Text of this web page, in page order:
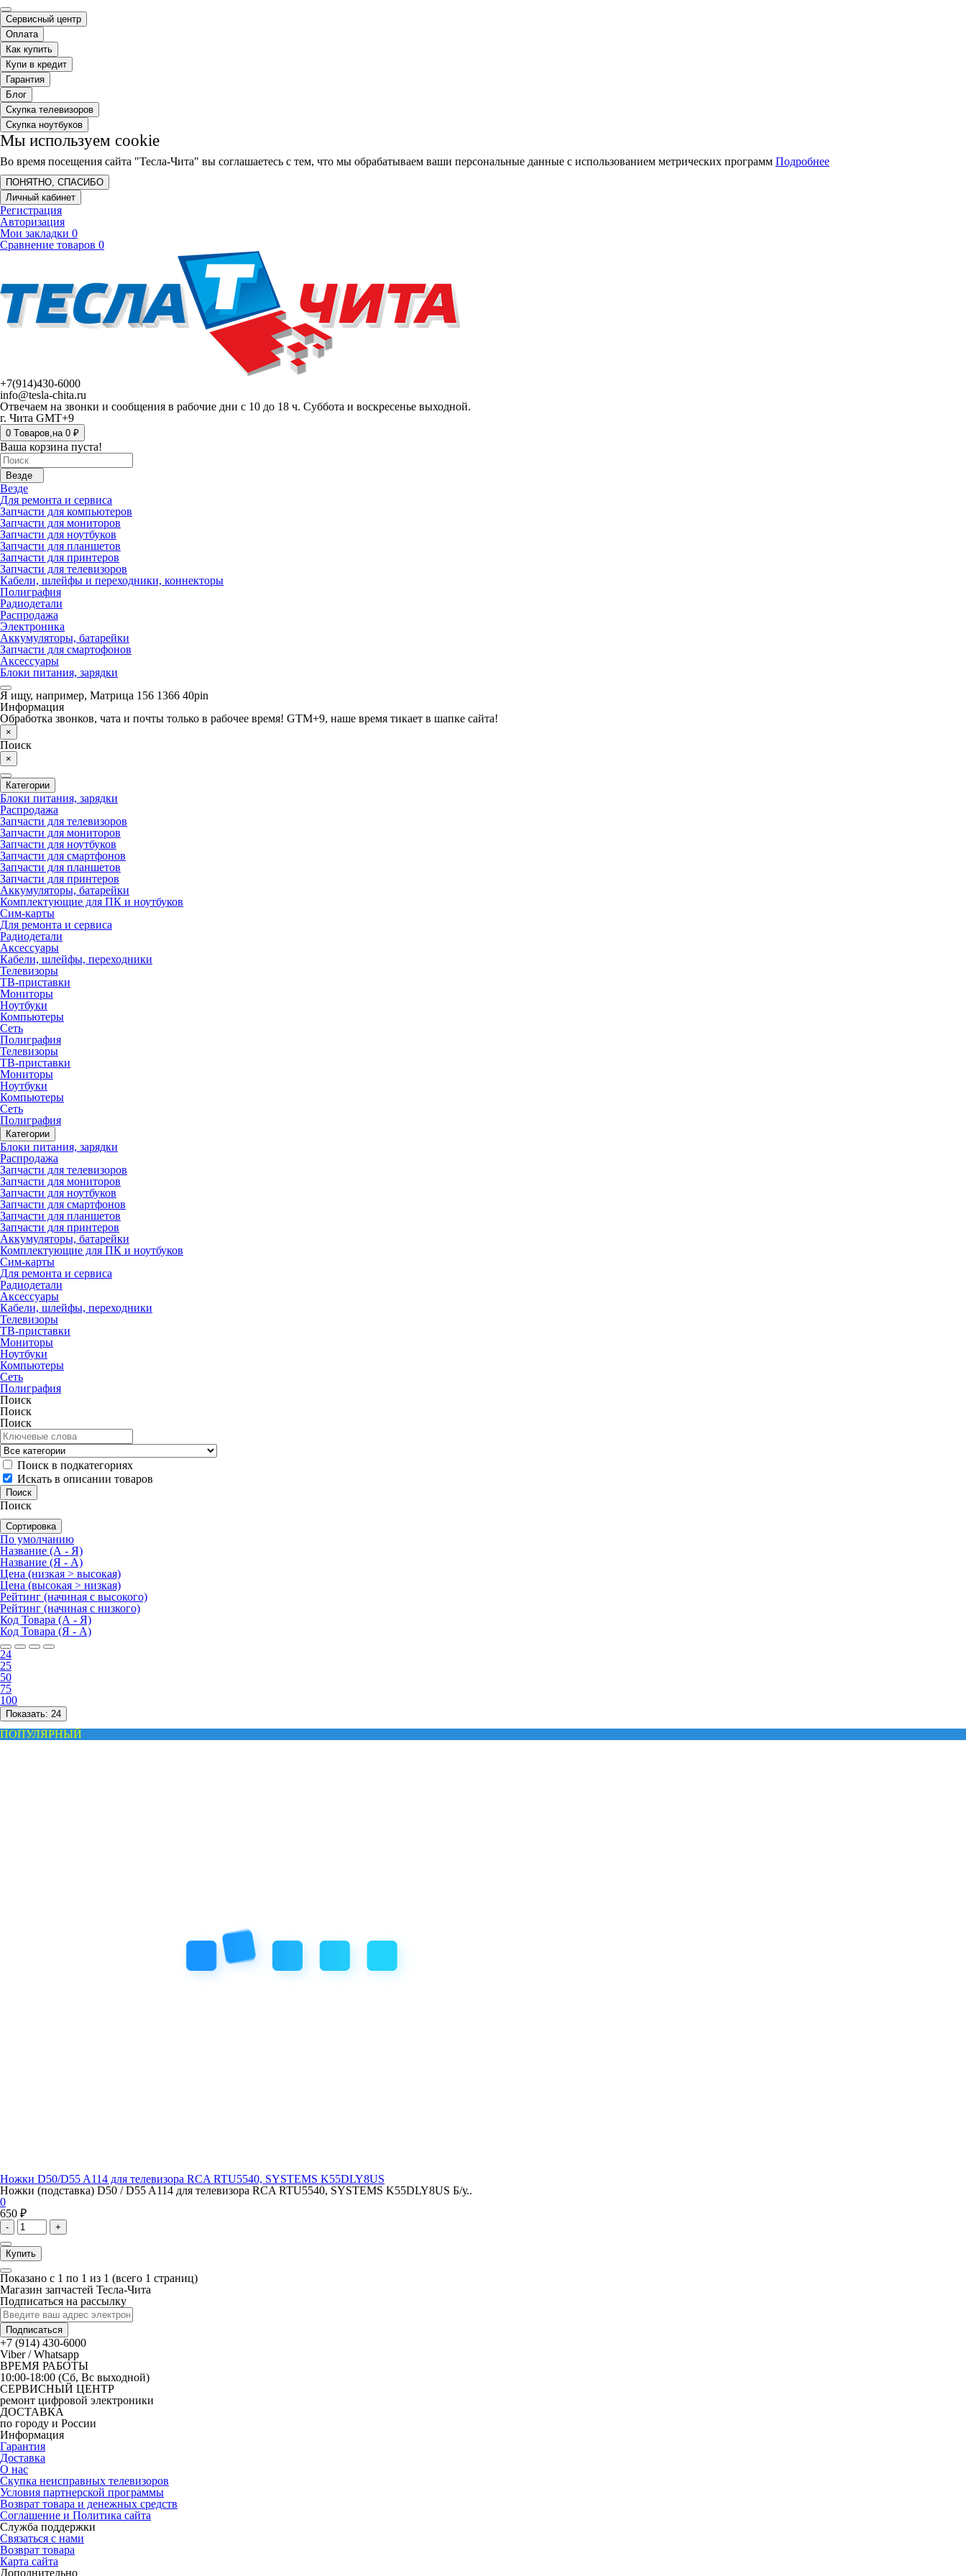
Сервисный центр
Оплата
Как купить
Купи в кредит
Гарантия
Блог
Скупка телевизоров
Скупка ноутбуков
Мы используем cookie
Во время посещения сайта "Тесла-Чита" вы соглашаетесь с тем, что мы обрабатываем ваши персональные данные с использованием метрических программ Подробнее
ПОНЯТНО, СПАСИБО
Личный кабинет
Регистрация
Авторизация
Мои закладки 0
Сравнение товаров 0
+7(914)430-6000
info@tesla-chita.ru
Отвечаем на звонки и сообщения в рабочие дни с 10 до 18 ч. Суббота и воскресенье выходной.
г. Чита GMT+9
0 Tоваров,на 0 ₽
Ваша корзина пуста!
Везде
Везде
Для ремонта и сервиса
Запчасти для компьютеров
Запчасти для мониторов
Запчасти для ноутбуков
Запчасти для планшетов
Запчасти для принтеров
Запчасти для телевизоров
Кабели, шлейфы и переходники, коннекторы
Полиграфия
Радиодетали
Распродажа
Электроника
Аккумуляторы, батарейки
Запчасти для смартофонов
Аксессуары
Блоки питания, зарядки
Я ищу, например, Матрица 156 1366 40pin
Информация
Обработка звонков, чата и почты только в рабочее время! GTM+9, наше время тикает в шапке сайта!
×
Поиск
×
Категории
Блоки питания, зарядки
Распродажа
Запчасти для телевизоров
Запчасти для мониторов
Запчасти для ноутбуков
Запчасти для смартфонов
Запчасти для планшетов
Запчасти для принтеров
Аккумуляторы, батарейки
Комплектующие для ПК и ноутбуков
Сим-карты
Для ремонта и сервиса
Радиодетали
Аксессуары
Кабели, шлейфы, переходники
Телевизоры
ТВ-приставки
Мониторы
Ноутбуки
Компьютеры
Сеть
Полиграфия
Телевизоры
ТВ-приставки
Мониторы
Ноутбуки
Компьютеры
Сеть
Полиграфия
Категории
Блоки питания, зарядки
Распродажа
Запчасти для телевизоров
Запчасти для мониторов
Запчасти для ноутбуков
Запчасти для смартфонов
Запчасти для планшетов
Запчасти для принтеров
Аккумуляторы, батарейки
Комплектующие для ПК и ноутбуков
Сим-карты
Для ремонта и сервиса
Радиодетали
Аксессуары
Кабели, шлейфы, переходники
Телевизоры
ТВ-приставки
Мониторы
Ноутбуки
Компьютеры
Сеть
Полиграфия
Поиск
Поиск
Поиск
Поиск в подкатегориях
Искать в описании товаров
Поиск
Сортировка
По умолчанию
Название (А - Я)
Название (Я - А)
Цена (низкая > высокая)
Цена (высокая > низкая)
Рейтинг (начиная с высокого)
Рейтинг (начиная с низкого)
Код Товара (А - Я)
Код Товара (Я - А)
24
25
50
75
100
Показать: 24
ПОПУЛЯРНЫЙ
Ножки D50/D55 A114 для телевизора RCA RTU5540, SYSTEMS K55DLY8US
Ножки (подставка) D50 / D55 A114 для телевизора RCA RTU5540, SYSTEMS K55DLY8US Б/у..
0
650 ₽
- +
Купить
Показано с 1 по 1 из 1 (всего 1 страниц)
Магазин запчастей Тесла-Чита
Подписаться на рассылку
Подписаться
+7 (914) 430-6000
Viber / Whatsapp
ВРЕМЯ РАБОТЫ
10:00-18:00 (Сб, Вс выходной)
СЕРВИСНЫЙ ЦЕНТР
ремонт цифровой электроники
ДОСТАВКА
по городу и России
Информация
Гарантия
Доставка
О нас
Скупка неисправных телевизоров
Условия партнерской программы
Возврат товара и денежных средств
Соглашение и Политика сайта
Служба поддержки
Связаться с нами
Возврат товара
Карта сайта
Дополнительно